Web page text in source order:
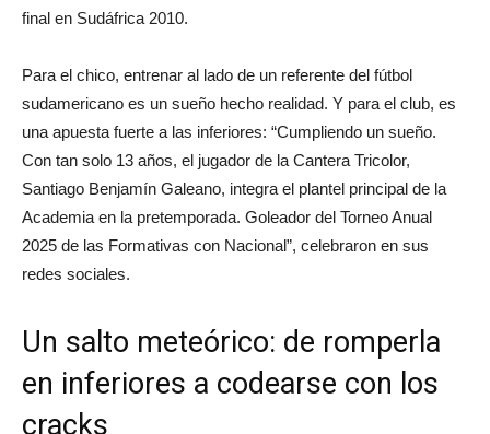
final en Sudáfrica 2010.
Para el chico, entrenar al lado de un referente del fútbol
sudamericano es un sueño hecho realidad. Y para el club, es
una apuesta fuerte a las inferiores: “Cumpliendo un sueño.
Con tan solo 13 años, el jugador de la Cantera Tricolor,
Santiago Benjamín Galeano, integra el plantel principal de la
Academia en la pretemporada. Goleador del Torneo Anual
2025 de las Formativas con Nacional”, celebraron en sus
redes sociales.
Un salto meteórico: de romperla
en inferiores a codearse con los
cracks